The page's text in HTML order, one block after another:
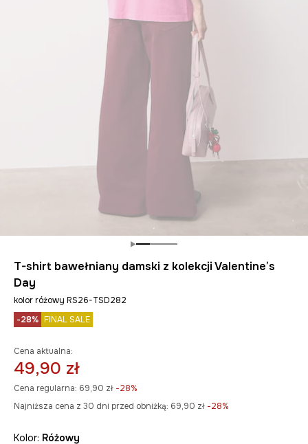
T-shirt bawełniany damski z kolekcji Valentine’s
Day
kolor różowy RS26-TSD282
-28% FINAL SALE
Cena aktualna:
49,90 zł
Cena regularna: 69,90 zł -28%
Najniższa cena z 30 dni przed obniżką: 69,90 zł -28%
Kolor: różowy